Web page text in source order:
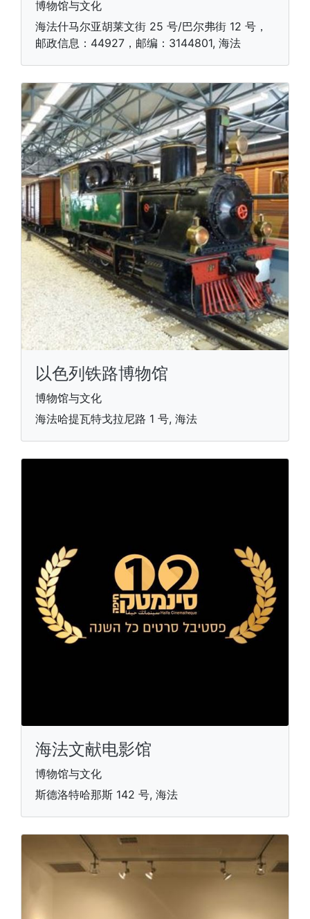
博物馆与文化
海法什马尔亚胡莱文街 25 号/巴尔弗街 12 号，
邮政信息：44927，邮编：3144801, 海法
以色列铁路博物馆
博物馆与文化
海法哈提瓦特戈拉尼路 1 号, 海法
海法文献电影馆
博物馆与文化
斯德洛特哈那斯 142 号, 海法